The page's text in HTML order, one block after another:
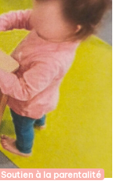
Soutien à la parentalité